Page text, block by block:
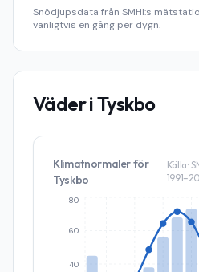
Snödjupsdata från SMHI:s
vanligtvis en gång per dygn.
Väder iTyskbo
Klimatnormaler för
Tyskbo
Källa:
40
60
80